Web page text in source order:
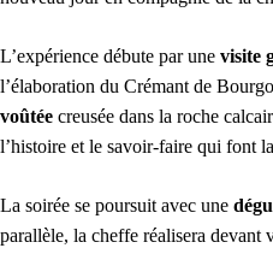
L’expérience débute par une visite
l’élaboration du Crémant de
voûtée creusée dans la roche
l’histoire et le savoir-faire qui font
La soirée se poursuit avec une
parallèle, la cheffe réalisera devant